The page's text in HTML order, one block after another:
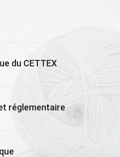
du CETTEX
réglementaire